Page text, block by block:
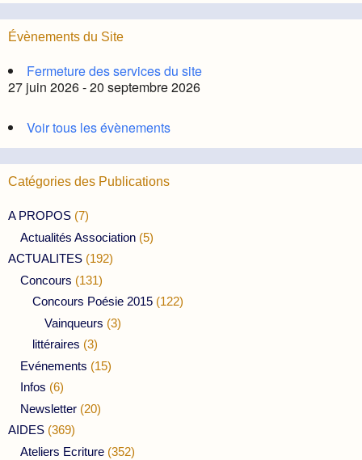
Évènements du Site
Fermeture des services du site
27 juin 2026 - 20 septembre 2026
Voir tous les évènements
Catégories des Publications
A PROPOS (7)
Actualités Association (5)
ACTUALITES (192)
Concours (131)
Concours Poésie 2015 (122)
Vainqueurs (3)
littéraires (3)
Evénements (15)
Infos (6)
Newsletter (20)
AIDES (369)
Ateliers Ecriture (352)